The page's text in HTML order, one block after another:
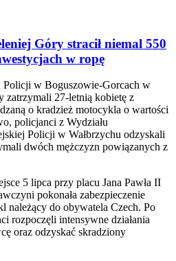
Góry stracił niemal 550
w ropę
Policji w Boguszowie-Gorcach w
zatrzymali 27-letnią kobietę z
o kradzież motocykla o wartości
policjanci z Wydziału
Policji w Wałbrzychu odzyskali
dwóch mężczyzn powiązanych z
5 lipca przy placu Jana Pawła II
pokonała zabezpieczenie
należący do obywatela Czech. Po
rozpoczęli intensywne działania
oraz odzyskać skradziony